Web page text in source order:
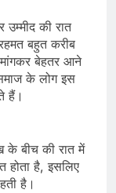
की रात
बहुत करीब
मांगकर बेहतर आने
के लोग इस
हैं।
के बीच की रात में
होता है, इसलिए
है।